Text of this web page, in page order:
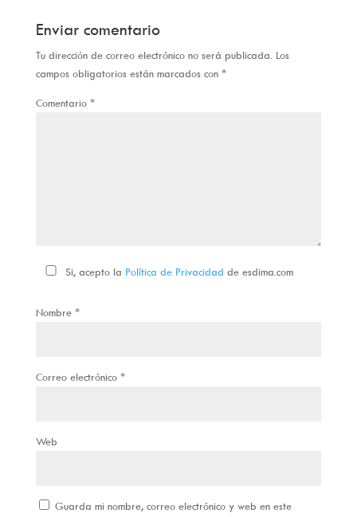
Enviar comentario
Tu dirección de correo electrónico no será publicada. Los
campos obligatorios están marcados con *
Comentario *
Si, acepto la Política de Privacidad de esdima.com
Nombre *
Correo electrónico *
Web
Guarda mi nombre, correo electrónico y web en este